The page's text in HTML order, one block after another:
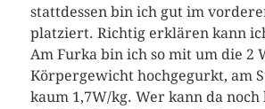
stattdessen bin ich gut im
platziert. Richtig erklären kann
Am Furka bin ich so mit um die 2
Körpergewicht hochgegurkt, am
kaum 1,7W/kg. Wer kann da